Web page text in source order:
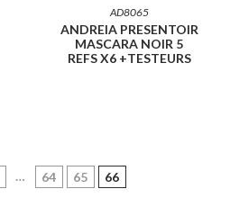
AD8065
ANDREIA PRESENTOIR
MASCARA NOIR 5
REFS X6 +TESTEURS
… 64 65 66(current)